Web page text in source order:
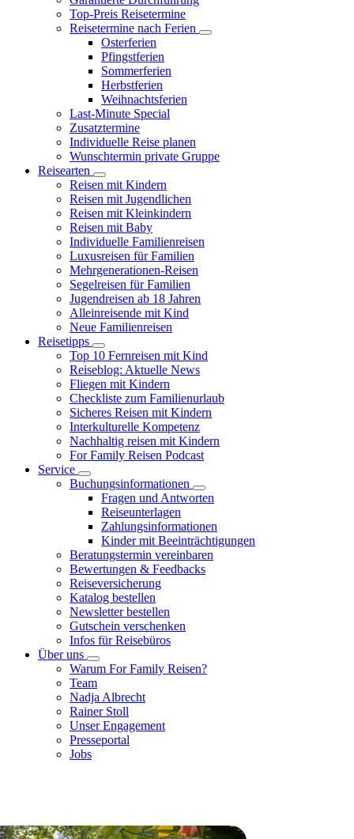
Top-Preis Reisetermine
Reisetermine nach Ferien
Osterferien
Pfingstferien
Sommerferien
Herbstferien
Weihnachtsferien
Last-Minute Special
Zusatztermine
Individuelle Reise planen
Wunschtermin private Gruppe
Reisearten
Reisen mit Kindern
Reisen mit Jugendlichen
Reisen mit Kleinkindern
Reisen mit Baby
Individuelle Familienreisen
Luxusreisen für Familien
Mehrgenerationen-Reisen
Segelreisen für Familien
Jugendreisen ab 18 Jahren
Alleinreisende mit Kind
Neue Familienreisen
Reisetipps
Top 10 Fernreisen mit Kind
Reiseblog: Aktuelle News
Fliegen mit Kindern
Checkliste zum Familienurlaub
Sicheres Reisen mit Kindern
Interkulturelle Kompetenz
Nachhaltig reisen mit Kindern
For Family Reisen Podcast
Service
Buchungsinformationen
Fragen und Antworten
Reiseunterlagen
Zahlungsinformationen
Kinder mit Beeinträchtigungen
Beratungstermin vereinbaren
Bewertungen & Feedbacks
Reiseversicherung
Katalog bestellen
Newsletter bestellen
Gutschein verschenken
Infos für Reisebüros
Über uns
Warum For Family Reisen?
Team
Nadja Albrecht
Rainer Stoll
Unser Engagement
Presseportal
Jobs